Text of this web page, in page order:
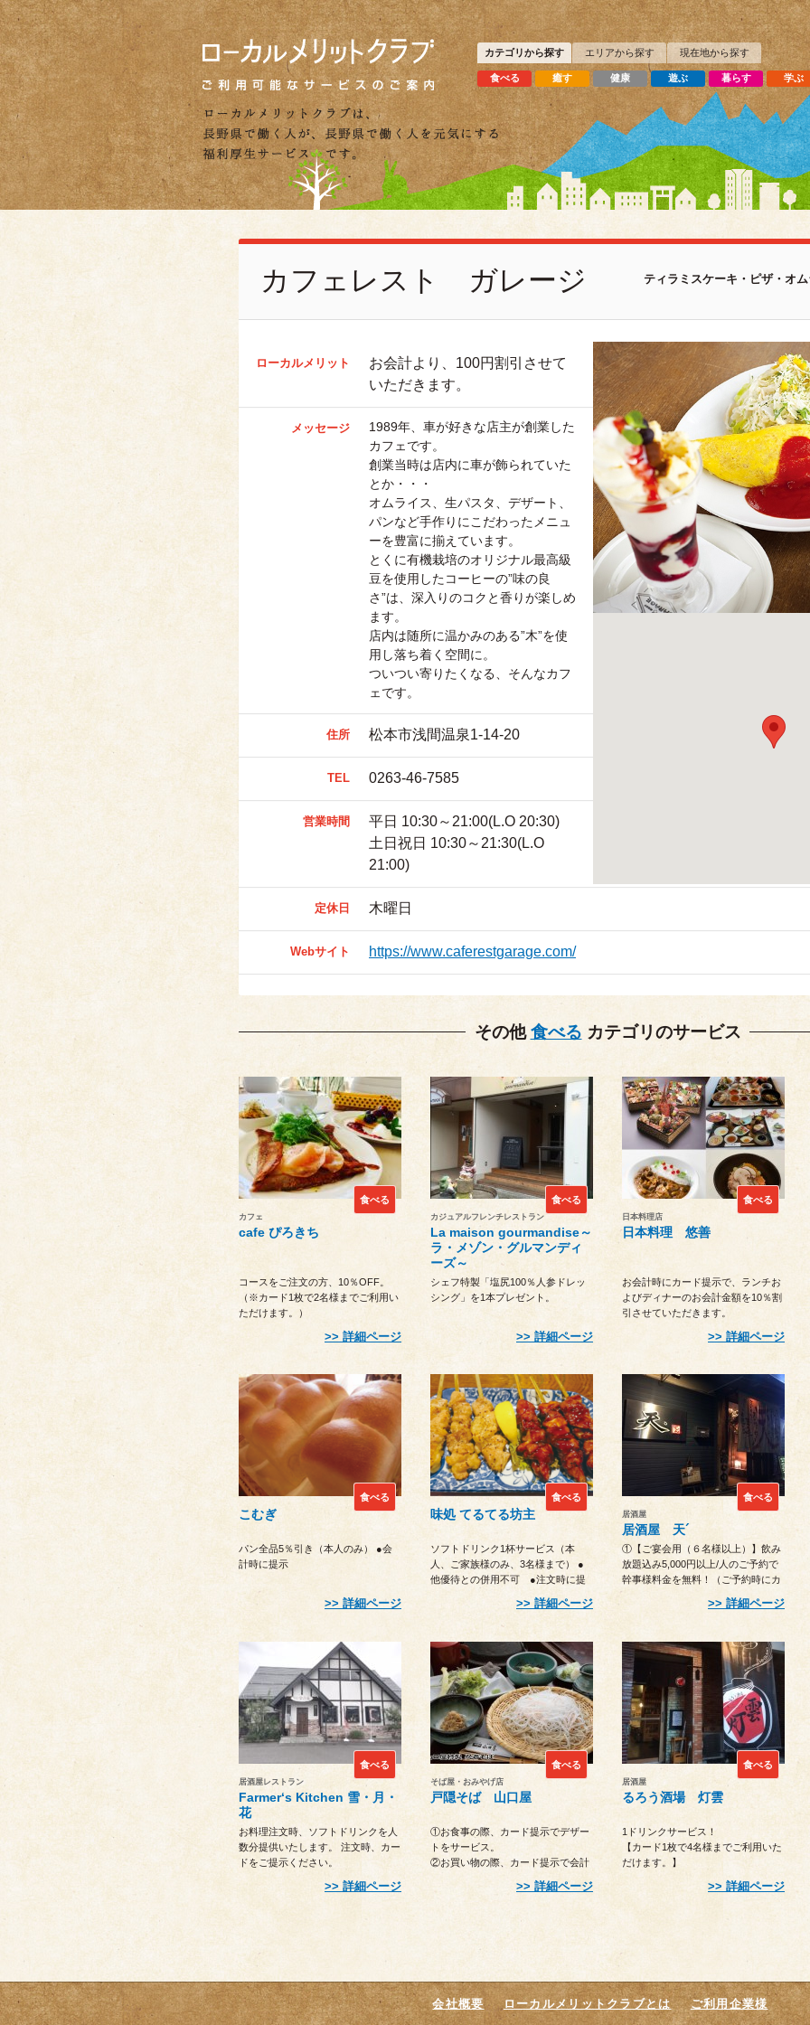
カテゴリから探す エリアから探す 現在地から探す
食べる 癒す 健康 遊ぶ 暮らす 学ぶ
カフェレスト ガレージ ティラミスケーキ・ピザ・オ
ローカルメリット
お会計より、100円割引させて
いただきます。
メッセージ
1989年、車が好きな店主が創業した
カフェです。
創業当時は店内に車が飾られていた
とか・・・
オムライス、生パスタ、デザート、
パンなど手作りにこだわったメニュ
ーを豊富に揃えています。
とくに有機栽培のオリジナル最高級
豆を使用したコーヒーの”味の良
さ”は、深入りのコクと香りが楽しめ
ます。
店内は随所に温かみのある”木”を使
用し落ち着く空間に。
ついつい寄りたくなる、そんなカフ
ェです。
住所 松本市浅間温泉1-14-20
TEL 0263-46-7585
営業時間
平日 10:30～21:00(L.O 20:30)
土日祝日 10:30～21:30(L.O
21:00)
定休日 木曜日
Webサイト https://www.caferestgarage.com/
その他食べる カテゴリのサービス
カフェ
cafe ぴろきち
食べる
コースをご注文の方、10％OFF。
（※カード1枚で2名様までご利用い
ただけます。）
詳細ページ
カジュアルフレンチレストラン
La maison gourmandise～
ラ・メゾン・グルマンディ
ーズ～
食べる
シェフ特製「塩尻100％人参ドレッ
シング」を1本プレゼント。
詳細ページ
日本料理店
日本料理 悠善
食べる
お会計時にカード提示で、ランチお
よびディナーのお会計金額を10％割
引させていただきます。
（※カード1枚で1グループ5名様ま
でとさせていただきます。）詳細ページ
こむぎ
食べる
パン全品5％引き（本人のみ） ●会
計時に提示
詳細ページ
味処 てるてる坊主
食べる
ソフトドリンク1杯サービス（本
人、ご家族様のみ、3名様まで） ●
他優待との併用不可 ●注文時に提
詳細ページ
居酒屋
居酒屋 天´
食べる
①【ご宴会用（６名様以上）】飲み
放題込み5,000円以上/人のご予約で
幹事様料金を無料！（ご予約時にカ
ード利用の申し出が必要）
②【ご宴会以外】カード1枚でファ
ソフトドリンクのみ）をグループ全
員半額！（ご注文時のカード提示が
必要）
詳細ページ
居酒屋レストラン
Farmer‘s Kitchen 雪・月・
花
食べる
お料理注文時、ソフトドリンクを人
数分提供いたします。 注文時、カー
ドをご提示ください。
詳細ページ
そば屋・おみやげ店
戸隠そば 山口屋
食べる
①お食事の際、カード提示でデザー
トをサービス。
②お買い物の際、カード提示で会計
詳細ページ
居酒屋
るろう酒場 灯雲
食べる
1ドリンクサービス！
【カード1枚で4名様までご利用いた
だけます。】
詳細ページ
会社概要 ローカルメリットクラブとは ご利用企業様